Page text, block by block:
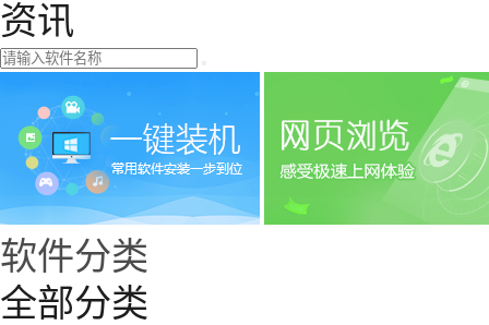
资讯
软件分类
全部分类